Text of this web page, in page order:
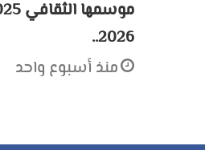
2026..
منذ أسبوع واحد